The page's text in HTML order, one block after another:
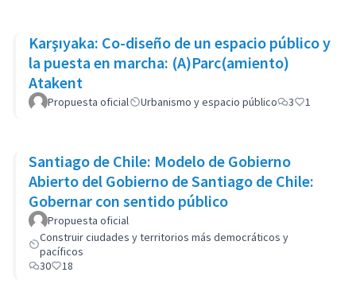
Karşıyaka: Co-diseño de un espacio público y
la puesta en marcha: (A)Parc(amiento)
Atakent
Propuesta oficial Urbanismo y espacio público 3 1
Santiago de Chile: Modelo de Gobierno
Abierto del Gobierno de Santiago de Chile:
Gobernar con sentido público
Propuesta oficial
Construir ciudades y territorios más democráticos y
pacíficos
30
18